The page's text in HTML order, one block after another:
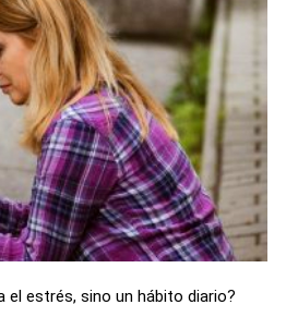
el estrés, sino un hábito diario?